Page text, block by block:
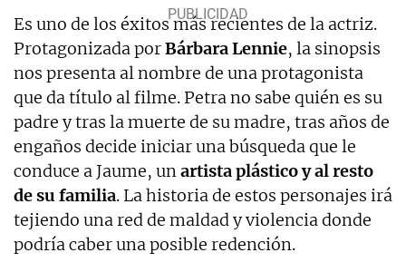
Es uno de los éxitos más recientes de la actriz.
Protagonizada porBárbara Lennie, la sinopsis
nos presenta al nombre de una protagonista
que da título al filme. Petra no sabe quién es su
padre y tras la muerte de su madre, tras años de
engaños decide iniciar una búsqueda que le
conduce a Jaume, un artista plástico y al resto
de su familia. La historia de estos personajes irá
tejiendo una red de maldad y violencia donde
podría caber una posible redención.